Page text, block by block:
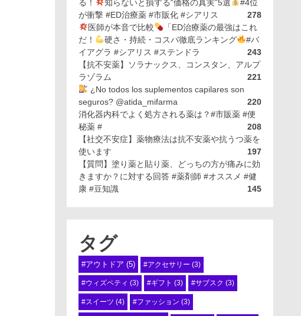
る！
知らないと損する“価格の真実”5選
#4位
が衝撃 #ED治療薬 #市販化 #シアリス
278
医師が本音で比較
「ED治療薬の最強はこれ
だ！
硬さ・持続・コスパ徹底ランキング
#バ
イアグラ #シアリス #ステンドラ
243
【抗不安薬】ソラナックス、コンスタン、アルプ
ラゾラム
221
¿No todos los suplementos capilares son
seguros? @atida_mifarma
220
消化器内科でよく処方される薬は？#市販薬 #便
秘薬 #
208
【社交不安症】薬物療法は抗不安薬や抗うつ薬を
使います
197
【質問】塗り薬と貼り薬、どっちの方が痛みに効
きますか？に対する回答 #薬剤師 #オススメ #健
康 #豆知識
145
タグ
#アウトドア (5) #アクセサリー (3)
#ウィズペティ (3) #ギフト (3) #サブスク (3)
#スイーツ (4) #ファッション (3)